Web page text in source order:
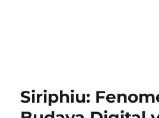
Siriphiu: